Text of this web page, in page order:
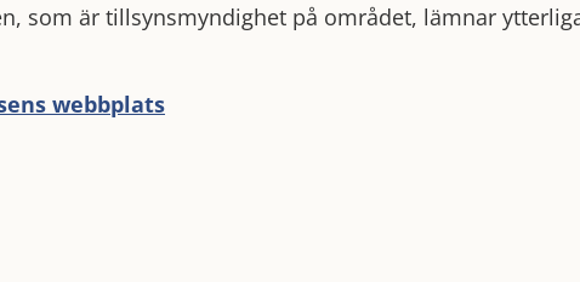
som är tillsynsmyndighet på området, lämnar
webbplats